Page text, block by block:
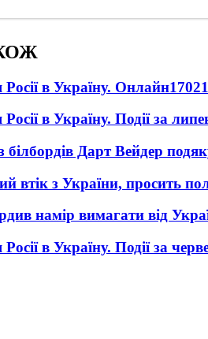
в Україну. Онлайн1702
в Україну. Події за
білбордів Дарт Вейдер
втік з України, просить
намір вимагати від
в Україну. Події за